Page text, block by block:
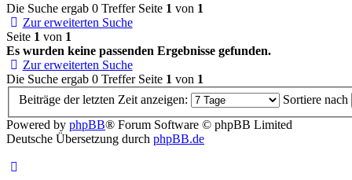
Die Suche ergab 0 Treffer Seite 1 von 1
Zur erweiterten Suche
Seite 1 von 1
Es wurden keine passenden Ergebnisse gefunden.
Zur erweiterten Suche
Die Suche ergab 0 Treffer Seite 1 von 1
Beiträge der letzten Zeit anzeigen:
Sortiere nach
Powered by phpBB® Forum Software © phpBB Limited
Deutsche Übersetzung durch phpBB.de